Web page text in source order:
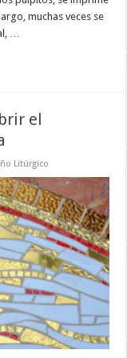
muchas veces se
…
el
Litúrgico